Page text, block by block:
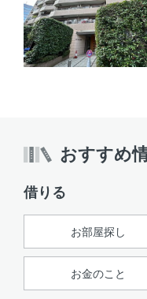
おすすめ
借りる
お部屋探し
お金のこと